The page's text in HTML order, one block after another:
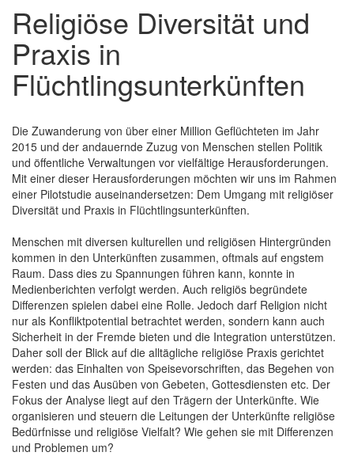
Religiöse Diversität und
Praxis in
Flüchtlingsunterkünften
Die Zuwanderung von über einer Million Geflüchteten im Jahr
2015 und der andauernde Zuzug von Menschen stellen Politik
und öffentliche Verwaltungen vor vielfältige Herausforderungen.
Mit einer dieser Herausforderungen möchten wir uns im Rahmen
einer Pilotstudie auseinandersetzen: Dem Umgang mit religiöser
Diversität und Praxis in Flüchtlingsunterkünften.
Menschen mit diversen kulturellen und religiösen Hintergründen
kommen in den Unterkünften zusammen, oftmals auf engstem
Raum. Dass dies zu Spannungen führen kann, konnte in
Medienberichten verfolgt werden. Auch religiös begründete
Differenzen spielen dabei eine Rolle. Jedoch darf Religion nicht
nur als Konfliktpotential betrachtet werden, sondern kann auch
Sicherheit in der Fremde bieten und die Integration unterstützen.
Daher soll der Blick auf die alltägliche religiöse Praxis gerichtet
werden: das Einhalten von Speisevorschriften, das Begehen von
Festen und das Ausüben von Gebeten, Gottesdiensten etc. Der
Fokus der Analyse liegt auf den Trägern der Unterkünfte. Wie
organisieren und steuern die Leitungen der Unterkünfte religiöse
Bedürfnisse und religiöse Vielfalt? Wie gehen sie mit Differenzen
und Problemen um?